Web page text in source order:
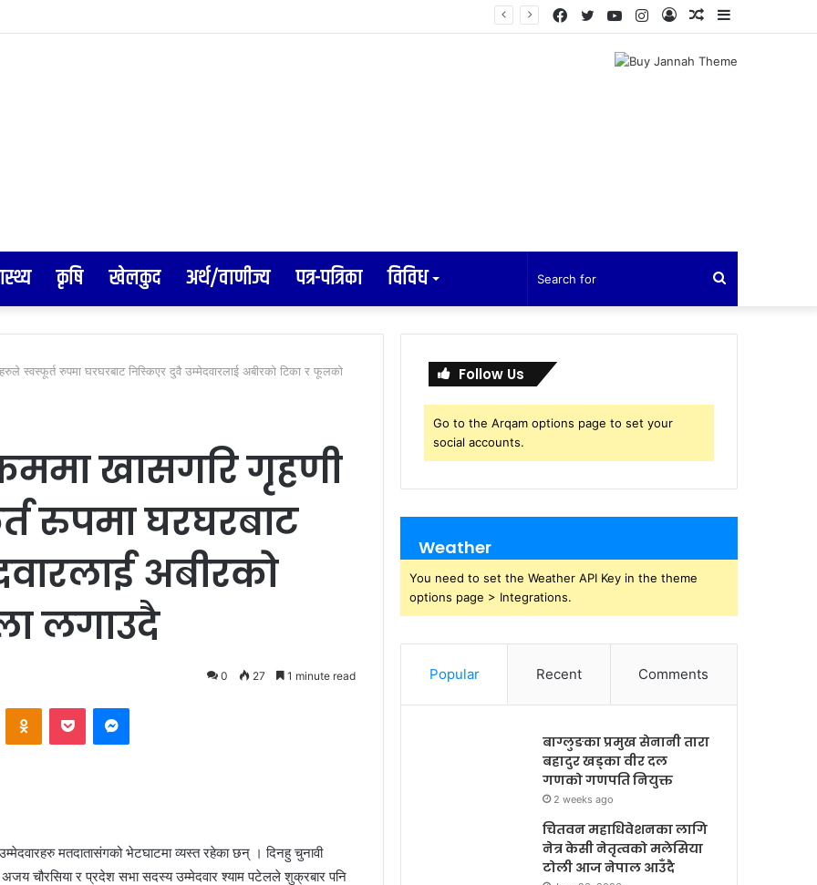
१० लाखको उपहार
Random
Log
Instagram
YouTube
Twitter
Facebook
कृषि खेलकुद अर्थ/वाणीज्य पत्र-पत्रिका विविध
for
स्वस्फूर्त रुपमा घरघरबाट निस्किएर दुवै उम्मेदवारलाई अबीरको टिका र फूलको
खासगरि गृहणी
रुपमा घरघरबाट
अबीरको
लगाउदै
0 27 1 minute read
मतदातासंगको भेटघाटमा व्यस्त रहेका छन् । दिनहु चुनावी
चौरसिया र प्रदेश सभा सदस्य उम्मेदवार श्याम पटेलले शुक्रबार पनि
Follow Us
Go to the Arqam options page to set your
social accounts.
Weather
You need to set the Weather API Key in the theme
options page > Integrations.
Popular Recent Comments
बाग्लुङका प्रमुख सेनानी तारा
बहादुर खड्का वीर दल
गणको गणपति नियुक्त
2 weeks ago
चितवन महाधिवेशनका लागि
नेत्र केसी नेतृत्वको मलेसिया
टोली आज नेपाल आउँदै